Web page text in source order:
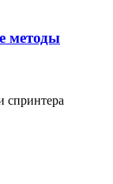
методы